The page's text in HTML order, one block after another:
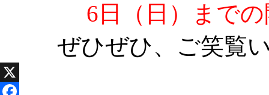
6日（日）まで
ぜひぜひ、ご笑覧
X